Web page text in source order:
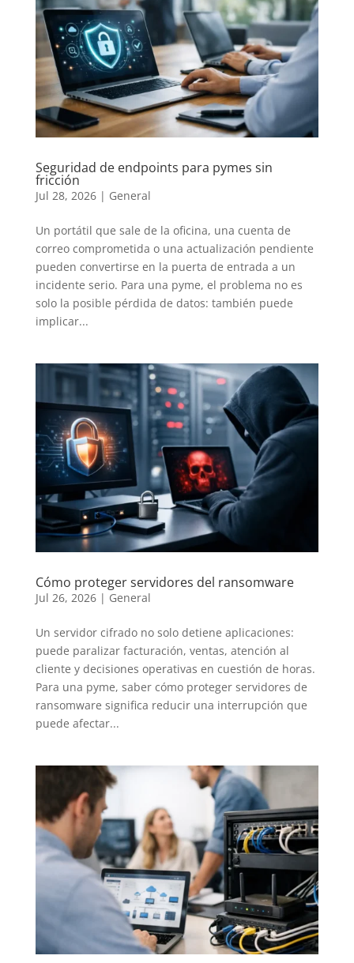
Seguridad de endpoints para pymes sin
fricción
Jul 28, 2026| General
Un portátil que sale de la oficina, una cuenta de
correo comprometida o una actualización pendiente
pueden convertirse en la puerta de entrada a un
incidente serio. Para una pyme, el problema no es
solo la posible pérdida de datos: también puede
implicar...
Cómo proteger servidores del ransomware
Jul 26, 2026| General
Un servidor cifrado no solo detiene aplicaciones:
puede paralizar facturación, ventas, atención al
cliente y decisiones operativas en cuestión de horas.
Para una pyme, saber cómo proteger servidores de
ransomware significa reducir una interrupción que
puede afectar...